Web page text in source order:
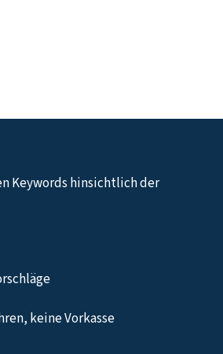
Keywords hinsichtlich der
keine Vorkasse